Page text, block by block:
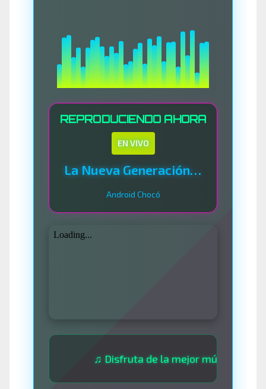
REPRODUCIENDO AHORA
EN VIVO
La Nueva Generación Del Sistema
Android Chocó
♫ Disfruta de la mejor música las 24 horas